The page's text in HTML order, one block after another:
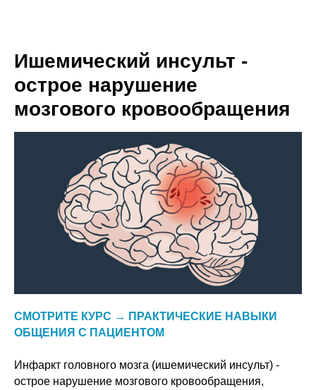
Ишемический инсульт -
острое нарушение
мозгового кровообращения
СМОТРИТЕ КУРС → ПРАКТИЧЕСКИЕ НАВЫКИ
ОБЩЕНИЯ С ПАЦИЕНТОМ
Инфаркт головного мозга (ишемический инсульт) -
острое нарушение мозгового кровообращения,